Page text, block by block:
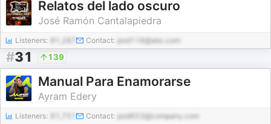
Relatos del lado oscuro
José Ramón Cantalapiedra
Listeners: Contact: pod118@abc.com
#31 139
Manual Para Enamorarse
Ayram Edery
Listeners: Contact: pod653@company.com